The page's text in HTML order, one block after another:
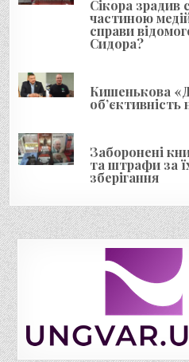
Сікора зрадив
частиною
справи
Сидора?
Кишенькова
об’єктивність
Заборонені
та штрафи за
зберігання